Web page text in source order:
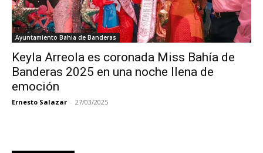
Ayuntamiento Bahia de Banderas
Keyla Arreola es coronada Miss Bahía de
Banderas 2025 en una noche llena de
emoción
Ernesto Salazar - 27/03/2025